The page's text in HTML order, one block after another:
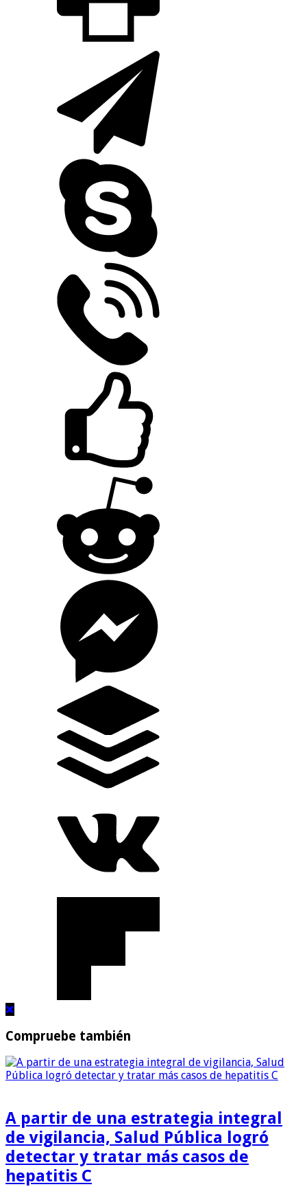
Compruebe también
A partir de una estrategia integral
de vigilancia, Salud Pública logró
detectar y tratar más casos de
hepatitis C